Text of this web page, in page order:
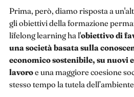
Prima, però, diamo risposta a
gli obiettivi della formazione
lifelong learning ha l'obiettivo di
una società basata sulla
economico sostenibile, su nuovi
lavoroe una maggiore coesione
stesso tempo la tutela